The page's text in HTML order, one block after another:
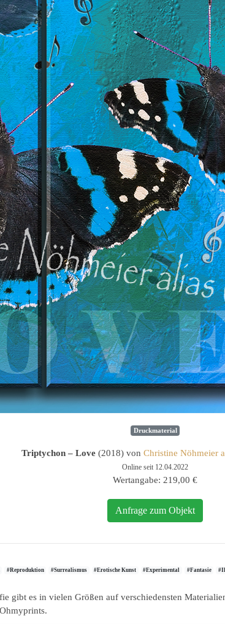
Druckmaterial
Triptychon – Love (2018) von Christine Nöhmeier
Online seit 12.04.2022
Wertangabe: 219,00 €
Anfrage zum Objekt
#Reproduktion #Surrealismus #Erotische Kunst #Experimental #Fantasie
gibt es in vielen Größen auf verschiedensten